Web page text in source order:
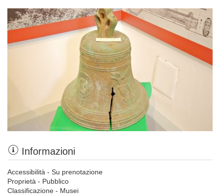
Informazioni
Accessibilità - Su prenotazione
Proprietà - Pubblico
Classificazione - Musei